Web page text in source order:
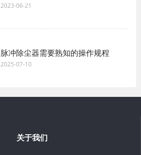
2023-06-21
脉冲除尘器需要熟知的操作规程
2025-07-10
关于我们